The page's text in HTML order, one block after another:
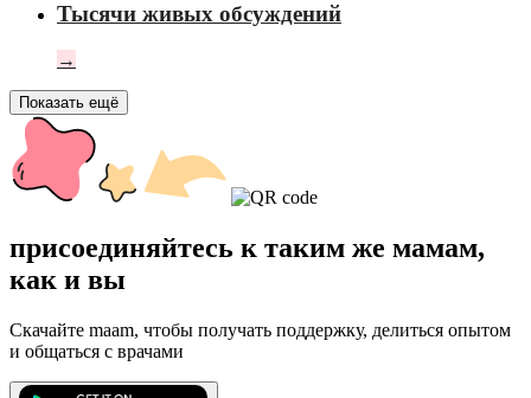
Тысячи живых обсуждений
→
Показать ещё
присоединяйтесь к таким же мамам,
как и вы
Скачайте maam, чтобы получать поддержку, делиться опытом
и общаться с врачами